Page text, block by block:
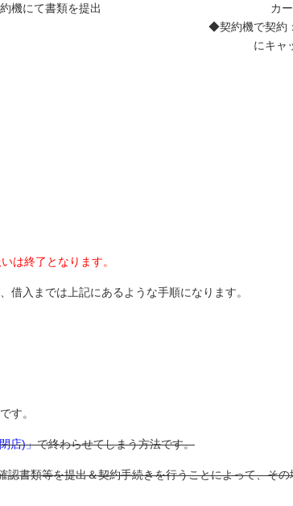
機にて書類を提出
カ
◆契約機で契約
にキャ
は終了となります。
入までは上記にあるような手順になります。
す。
店)」で終わらせてしまう方法です。
認書類等を提出＆契約手続きを行うことによって、そ